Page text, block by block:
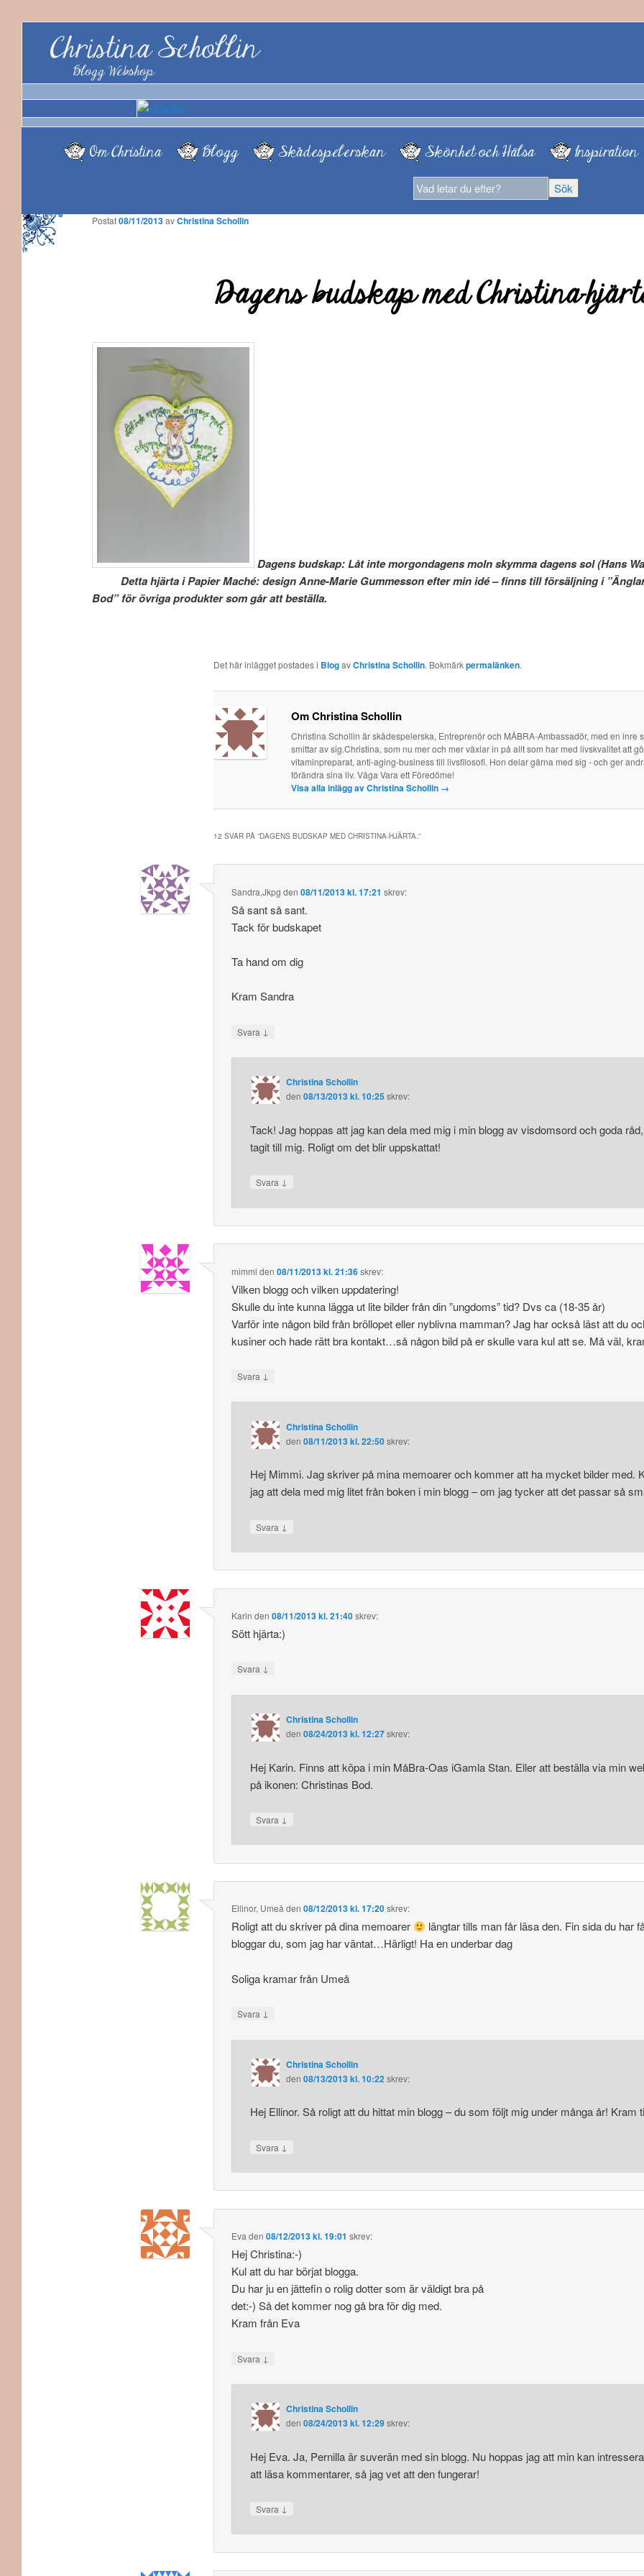
Christina Schollin
Blogg Webshop
Om Christina Blogg Skådespelerskan Skönhet och Hälsa Inspiration
Dagens budskap med Christina-
Postat08/11/2013 avChristina Schollin
Dagens budskap: Låt inte morgondagens moln
Detta hjärta i Papier Maché: design Anne-Marie Gummesson efter min idé – finns till försäljning i
Bod” för övriga produkter som går att beställa.
Det här inlägget postades i BlogavChristina Schollin. Bokmärkpermalänken.
Om Christina Schollin
Christina Schollin är skådespelerska, Entreprenör och MÅBRA-Ambassadör, med en inre
smittar av sig.Christina, som nu mer och mer växlar in på allt som har med livskvalitet att
vitaminpreparat, anti-aging-business till livsfilosofi. Hon delar gärna med sig - och ger
förändra sina liv. Våga Vara ett Föredöme!
Visa alla inlägg av Christina Schollin →
12 SVAR PÅ ”DAGENS BUDSKAP MED CHRISTINA-HJÄRTA.”
Sandra,Jkpg den08/11/2013 kl. 17:21 skrev:
Så sant så sant.
Tack för budskapet
Ta hand om dig
Kram Sandra
Svara ↓
Christina Schollin
den 08/13/2013 kl. 10:25skrev:
Tack! Jag hoppas att jag kan dela med mig i min blogg av visdomsord och goda
tagit till mig. Roligt om det blir uppskattat!
Svara ↓
mimmi den08/11/2013 kl. 21:36skrev:
Vilken blogg och vilken uppdatering!
Skulle du inte kunna lägga ut lite bilder från din ”ungdoms” tid? Dvs ca (18-35 år)
Varför inte någon bild från bröllopet eller nyblivna mamman? Jag har också läst att du
kusiner och hade rätt bra kontakt…så någon bild på er skulle vara kul att se. Må väl,
Svara ↓
Christina Schollin
den 08/11/2013 kl. 22:50skrev:
Hej Mimmi. Jag skriver på mina memoarer och kommer att ha mycket bilder med.
jag att dela med mig litet från boken i min blogg – om jag tycker att det passar så
Svara ↓
Karin den08/11/2013 kl. 21:40skrev:
Sött hjärta:)
Svara ↓
Christina Schollin
den 08/24/2013 kl. 12:27skrev:
Hej Karin. Finns att köpa i min MåBra-Oas iGamla Stan. Eller att beställa via min
på ikonen: Christinas Bod.
Svara ↓
Ellinor, Umeåden08/12/2013 kl. 17:20skrev:
Roligt att du skriver på dina memoarer längtar tills man får läsa den. Fin sida du har
bloggar du, som jag har väntat…Härligt! Ha en underbar dag
Soliga kramar från Umeå
Svara ↓
Christina Schollin
den 08/13/2013 kl. 10:22skrev:
Hej Ellinor. Så roligt att du hittat min blogg – du som följt mig under många år! Kram
Svara ↓
Eva den08/12/2013 kl. 19:01 skrev:
Hej Christina:-)
Kul att du har börjat blogga.
Du har ju en jättefin o rolig dotter som är väldigt bra på
det:-) Så det kommer nog gå bra för dig med.
Kram från Eva
Svara ↓
Christina Schollin
den 08/24/2013 kl. 12:29skrev:
Hej Eva. Ja, Pernilla är suverän med sin blogg. Nu hoppas jag att min kan
att läsa kommentarer, så jag vet att den fungerar!
Svara ↓